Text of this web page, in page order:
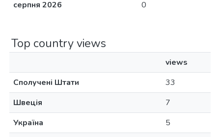
серпня 2026
0
Top country views
views
Сполучені Штати
33
Швеція
7
Україна
5